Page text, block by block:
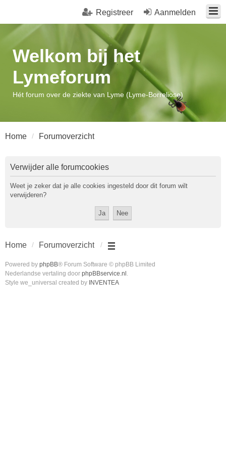
Aanmelden
Registreer
Welkom bij het
Lymeforum
Hét forum over de ziekte van Lyme (Lyme-Borreliose)
Home Forumoverzicht
Verwijder alle forumcookies
Weet je zeker dat je alle cookies ingesteld door dit forum wilt
verwijderen?
Home Forumoverzicht
Powered by phpBB® Forum Software © phpBB Limited
Nederlandse vertaling door phpBBservice.nl .
Style we_universal created by INVENTEA